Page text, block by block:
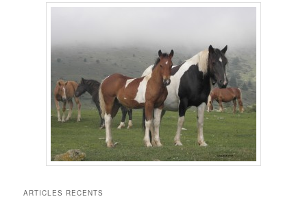
ARTICLES RECENTS